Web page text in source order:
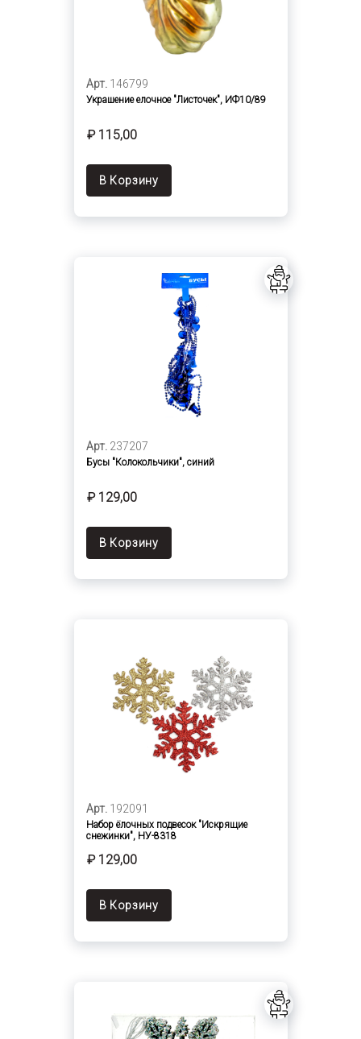
Арт. 146799
Украшение елочное "Листочек", ИФ10/89
₽ 115,00
В Корзину
Арт. 237207
Бусы "Колокольчики", синий
₽ 129,00
В Корзину
Арт. 192091
Набор ёлочных подвесок "Искрящие
снежинки", НУ-8318
₽ 129,00
В Корзину